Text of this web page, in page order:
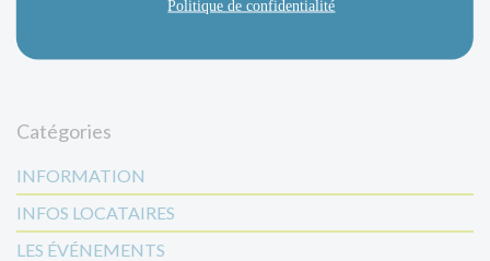
Catégories
INFORMATION
INFOS LOCATAIRES
LES ÉVÉNEMENTS
Politique de confidentialité